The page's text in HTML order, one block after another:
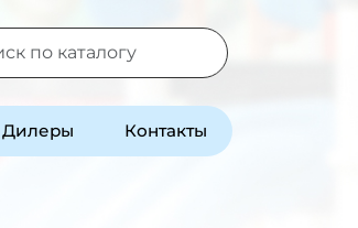
Дилеры Контакты